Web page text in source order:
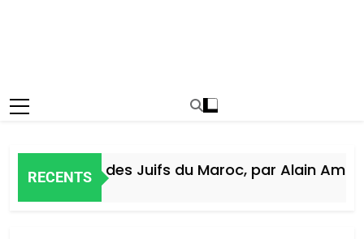
RECENTS
Histoire des Juifs du Maroc, par Alain Amiel